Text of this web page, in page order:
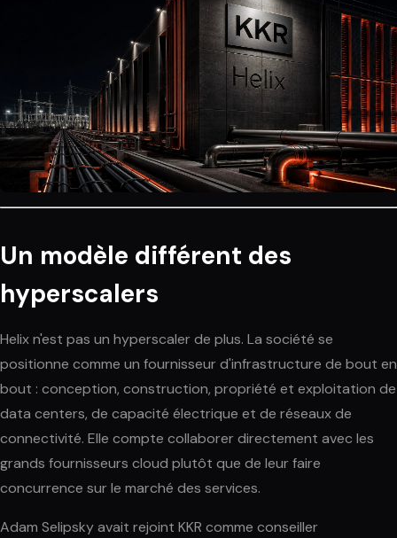
Un modèle différent des
hyperscalers
Helix n'est pas un hyperscaler de plus. La société se
positionne comme un fournisseur d'infrastructure de bout en
bout : conception, construction, propriété et exploitation de
data centers, de capacité électrique et de réseaux de
connectivité. Elle compte collaborer directement avec les
grands fournisseurs cloud plutôt que de leur faire
concurrence sur le marché des services.
Adam Selipsky avait rejoint KKR comme conseiller